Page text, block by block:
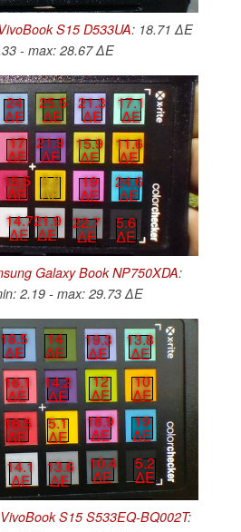
S15 D533UA: 18.71 ∆E
- max: 28.67 ∆E
24
∆E
25.5
∆E
21.3
∆E
17.1
∆E
17
∆E
21.9
∆E
15.9
∆E
11.6
∆E
15.5
∆E
2.2
∆E
19
∆E
24.6
∆E
14.7
∆E
21.9
∆E
22.7
∆E
5.6
∆E
Galaxy Book NP750XDA:
2.19 - max: 29.73 ∆E
18.5
∆E
14
∆E
19.3
∆E
13.8
∆E
16.1
∆E
14.2
∆E
12
∆E
10
∆E
16.5
∆E
5.1
∆E
18.9
∆E
19
∆E
14.1
∆E
13.6
∆E
10.4
∆E
5.2
∆E
S15 S533EQ-BQ002T: